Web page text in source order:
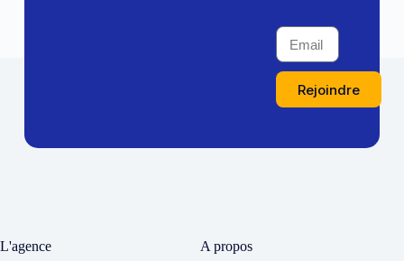
Rejoindre
L'agence A propos